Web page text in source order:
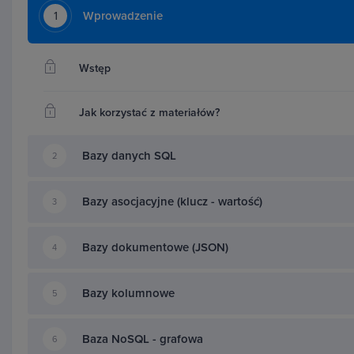
Bazy asocjacyjne i
1 Wprowadzenie
Wstęp
Jak korzystać z materiałów?
2 Bazy danych SQL
3 Bazy asocjacyjne (klucz - wartość)
4 Bazy dokumentowe (JSON)
5 Bazy kolumnowe
6 Baza NoSQL - grafowa